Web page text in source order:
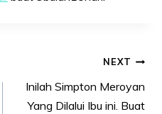
NEXT
Inilah Simpton Meroyan
Yang Dilalui Ibu ini. Buat